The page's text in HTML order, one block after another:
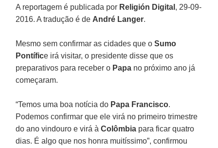
A reportagem é publicada por Religión Digital , 29-09-
2016. A tradução é de André Langer.
Mesmo sem confirmar as cidades que oSumo
Pontífice irá visitar, o presidente disse que os
preparativos para receber o Papa no próximo ano já
começaram.
“Temos uma boa notícia do Papa Francisco.
Podemos confirmar que ele virá no primeiro trimestre
do ano vindouro e virá àColômbia para ficar quatro
dias. É algo que nos honra muitíssimo”, confirmou